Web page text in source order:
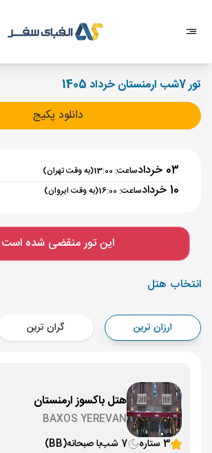
تور 7شب ارمنستان خرداد 1405
دانلود پکیج
03 خرداد ساعت: 13:00 (به وقت تهران)
10 خرداد ساعت: 16:00 (به وقت ایروان)
تهران , فرودگاه بین‌المللی امام خمینی IKA
مدت پرواز :
ایروان ,
Aircraft - معراج ایر (Economy)
برنامه برگشت :10 خرداد ساعت: 16:00
مدت پرواز :02:00
تهران , فرودگاه بین‌المللی امام خمینی IKA
Aircraft - معراج ایر (Economy)
این تور منقضی شده است
انتخاب هتل
ارزان ترین گران ترین
هتل باکسوز ارمنستان
BAXOS YEREVAN
3 ستاره
7 شب با صبحانه(BB)